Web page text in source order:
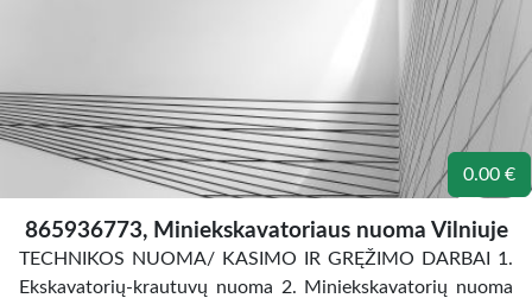
0.00 €
865936773, Miniekskavatoriaus nuoma Vilniuje
TECHNIKOS NUOMA/ KASIMO IR GRĘŽIMO DARBAI 1.
Ekskavatorių-krautuvų nuoma 2. Miniekskavatorių nuoma